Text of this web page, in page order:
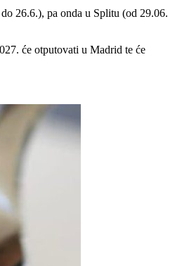
26.6.), pa onda u Splitu (od 29.06.
će otputovati u Madrid te će